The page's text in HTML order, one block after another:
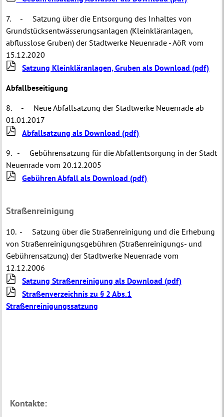
7. - Satzung über die Entsorgung des Inhaltes von
Grundstücksentwässerungsanlagen (Kleinkläranlagen,
abflusslose Gruben) der Stadtwerke Neuenrade - AöR vom
15.12.2020
Satzung Kleinkläranlagen, Gruben als Download (pdf)
Abfallbeseitigung
8. - Neue Abfallsatzung der Stadtwerke Neuenrade ab
01.01.2017
Abfallsatzung als Download (pdf)
9. - Gebührensatzung für die Abfallentsorgung in der Stadt
Neuenrade vom 20.12.2005
Gebühren Abfall als Download (pdf)
Straßenreinigung
10. - Satzung über die Straßenreinigung und die Erhebung
von Straßenreinigungsgebühren (Straßenreinigungs- und
Gebührensatzung) der Stadtwerke Neuenrade vom
12.12.2006
Satzung Straßenreinigung als Download (pdf)
Straßenverzeichnis zu § 2 Abs.1
Straßenreinigungssatzung
Kontakte: